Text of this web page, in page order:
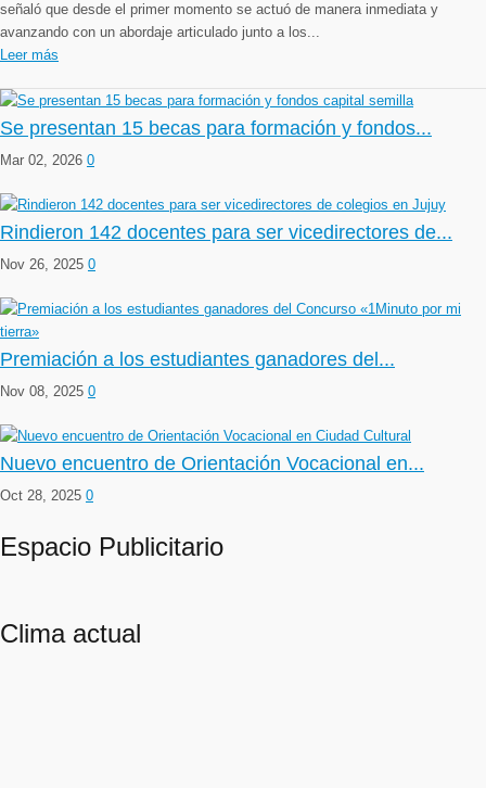
señaló que desde el primer momento se actuó de manera inmediata y
avanzando con un abordaje articulado junto a los...
Leer más
Se presentan 15 becas para formación y fondos...
Mar 02, 2026 0
Rindieron 142 docentes para ser vicedirectores de...
Nov 26, 2025 0
Premiación a los estudiantes ganadores del...
Nov 08, 2025 0
Nuevo encuentro de Orientación Vocacional en...
Oct 28, 2025 0
Espacio Publicitario
Clima actual